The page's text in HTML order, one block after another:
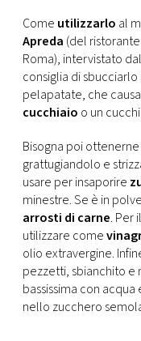
Come utilizzarlo al
Apreda (del
Roma), intervistato
consiglia di
pelapatate, che
cucchiaio o un
Bisogna poi
grattugiandolo e
usare per insaporire
minestre. Se è in
arrosti di carne. Per
utilizzare come
olio extravergine.
pezzetti, sbianchito e
bassissima con
nello zucchero